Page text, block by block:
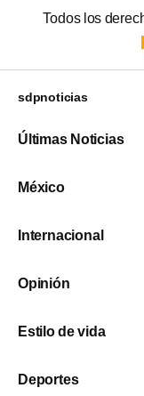
Todos los
sdpnoticias
Últimas Noticias
México
Internacional
Opinión
Estilo de vida
Deportes